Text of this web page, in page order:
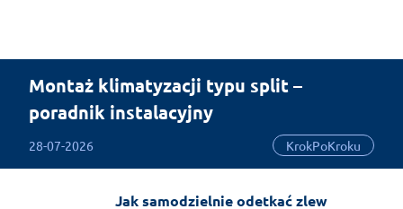
Montaż klimatyzacji typu split –
poradnik instalacyjny
28-07-2026 KrokPoKroku
Jak samodzielnie odetkać zlew